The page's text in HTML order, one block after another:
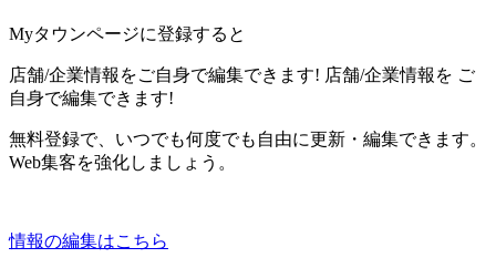
Myタウンページに登録すると
店舗/企業情報をご自身で編集できます! 店舗/企業情報を ご
自身で編集できます!
無料登録で、いつでも何度でも自由に更新・編集できます。
Web集客を強化しましょう。
情報の編集はこちら